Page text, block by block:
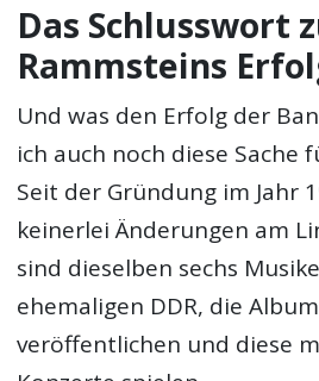
Das Schlusswort
Rammsteins
Und was den Erfolg der
ich auch noch diese Sache
Seit der Gründung im Jahr
keinerlei Änderungen am
sind dieselben sechs
ehemaligen DDR, die
veröffentlichen und diese